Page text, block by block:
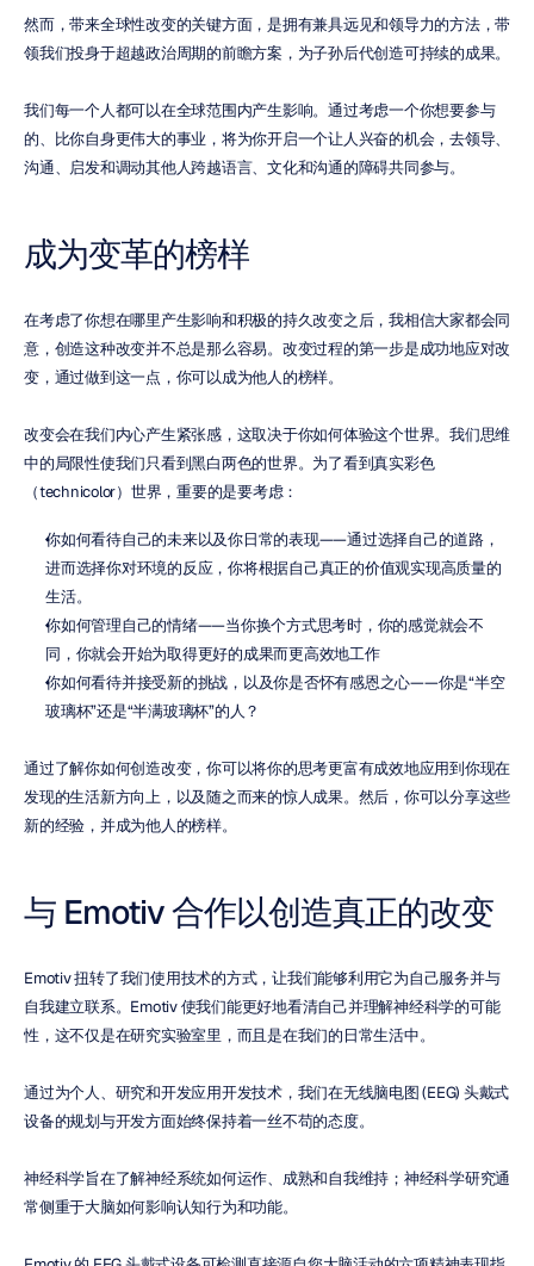
然而，带来全球性改变的关键方面，是拥有兼具远见和领导力的方法，带
领我们投身于超越政治周期的前瞻方案，为子孙后代创造可持续的成果。
我们每一个人都可以在全球范围内产生影响。通过考虑一个你想要参与
的、比你自身更伟大的事业，将为你开启一个让人兴奋的机会，去领导、
沟通、启发和调动其他人跨越语言、文化和沟通的障碍共同参与。
成为变革的榜样
在考虑了你想在哪里产生影响和积极的持久改变之后，我相信大家都会同
意，创造这种改变并不总是那么容易。改变过程的第一步是成功地应对改
变，通过做到这一点，你可以成为他人的榜样。
改变会在我们内心产生紧张感，这取决于你如何体验这个世界。我们思维
中的局限性使我们只看到黑白两色的世界。为了看到真实彩色
（technicolor）世界，重要的是要考虑：
你如何看待自己的未来以及你日常的表现——通过选择自己的道路，
进而选择你对环境的反应，你将根据自己真正的价值观实现高质量的
生活。
你如何管理自己的情绪——当你换个方式思考时，你的感觉就会不
同，你就会开始为取得更好的成果而更高效地工作
你如何看待并接受新的挑战，以及你是否怀有感恩之心——你是“半空
玻璃杯”还是“半满玻璃杯”的人？
通过了解你如何创造改变，你可以将你的思考更富有成效地应用到你现在
发现的生活新方向上，以及随之而来的惊人成果。然后，你可以分享这些
新的经验，并成为他人的榜样。
与 Emotiv 合作以创造真正的改变
Emotiv 扭转了我们使用技术的方式，让我们能够利用它为自己服务并与
自我建立联系。Emotiv 使我们能更好地看清自己并理解神经科学的可能
性，这不仅是在研究实验室里，而且是在我们的日常生活中。
通过为个人、研究和开发应用开发技术，我们在无线脑电图 (EEG) 头戴式
设备的规划与开发方面始终保持着一丝不苟的态度。
神经科学旨在了解神经系统如何运作、成熟和自我维持；神经科学研究通
常侧重于大脑如何影响认知行为和功能。